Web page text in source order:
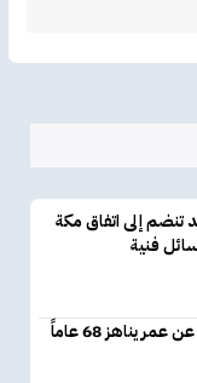
تنضم إلى اتفاق مكة
فنية
يناهز 68 عاماً